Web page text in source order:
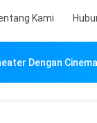
Kami
Dengan